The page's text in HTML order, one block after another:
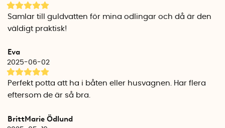
Samlar till guldvatten för mina odlingar och då är den
väldigt praktisk!
Eva
2025-06-02
Perfekt potta att ha i båten eller husvagnen. Har flera
eftersom de är så bra.
BrittMarie Ödlund